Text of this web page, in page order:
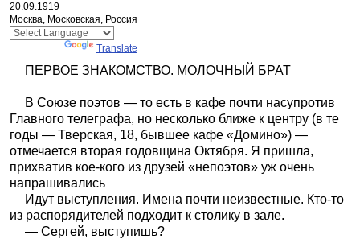
20.09.1919
Москва, Московская, Россия
Translate
ПЕРВОЕ ЗНАКОМСТВО. МОЛОЧНЫЙ БРАТ
В Союзе поэтов — то есть в кафе почти насупротив
Главного телеграфа, но несколько ближе к центру (в те
годы — Тверская, 18, бывшее кафе «Домино») —
отмечается вторая годовщина Октября. Я пришла,
прихватив кое-кого из друзей «непоэтов» уж очень
напрашивались
Идут выступления. Имена почти неизвестные. Кто-то
из распорядителей подходит к столику в зале.
— Сергей, выступишь?